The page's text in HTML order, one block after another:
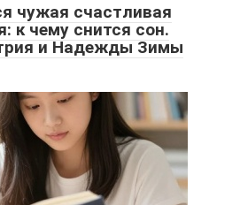
чужая счастливая
к чему снится сон.
и Надежды Зимы